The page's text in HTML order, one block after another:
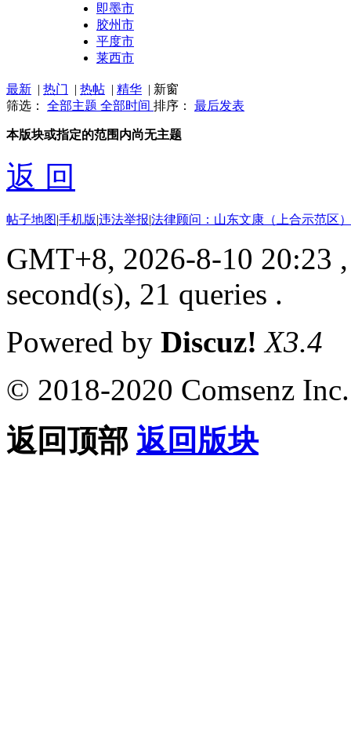
即墨市
胶州市
平度市
莱西市
最新 | 热门 | 热帖 | 精华 | 新窗
筛选： 全部主题 全部时间 排序： 最后发表
本版块或指定的范围内尚无主题
返 回
帖子地图|手机版|违法举报|法律顾问：山东文康（上合示范区
GMT+8, 2026-8-10 20:23
second(s), 21 queries .
Powered by Discuz! X3.4
© 2018-2020 Comsenz Inc.
返回顶部 返回版块